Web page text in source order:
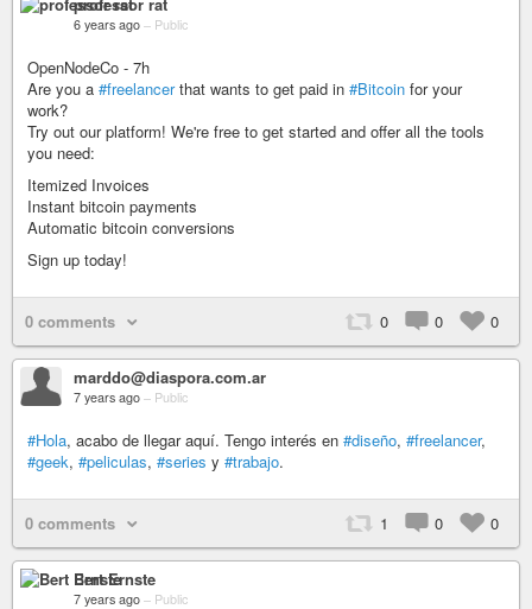
6 years ago – Public
OpenNodeCo - 7h
Are you a #freelancerthat wants to get paid in #Bitcoin for your
work?
Try out our platform! We're free to get started and offer all the tools
you need:
Itemized Invoices
Instant bitcoin payments
Automatic bitcoin conversions
Sign up today!
0 comments 0 0 0
marddo@diaspora.com.ar
7 years ago – Public
#Hola, acabo de llegar aquí. Tengo interés en #diseño, #freelancer,
#geek, #peliculas, #series y #trabajo.
0 comments 1 0 0
Bert Ernste
7 years ago – Public